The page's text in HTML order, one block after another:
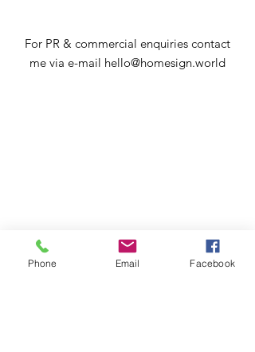
For PR & commercial enquiries contact
me via e-mail hello@homesign.world
Phone Email Facebook